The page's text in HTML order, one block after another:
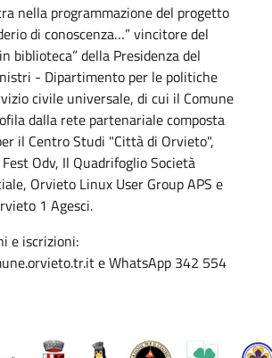
nella programmazione del progetto
di conoscenza…” vincitore del
biblioteca” della Presidenza del
- Dipartimento per le politiche
civile universale, di cui il Comune
dalla rete partenariale composta
il Centro Studi "Città di Orvieto",
Odv, Il Quadrifoglio Società
Orvieto Linux User Group APS e
1 Agesci.
e iscrizioni:
e WhatsApp 342 554